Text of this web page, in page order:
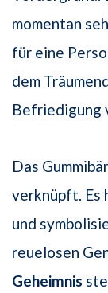
momentan
für eine
dem
Befriedigung
Das
verknüpft. Es
und
reuelosen
Geheimnis